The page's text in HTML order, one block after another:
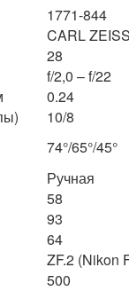
1771-844
CARL
28
f/2,0 – f/22
0.24
10/8
74°/65°/45°
Ручная
58
93
64
ZF.2 (Nikon
500